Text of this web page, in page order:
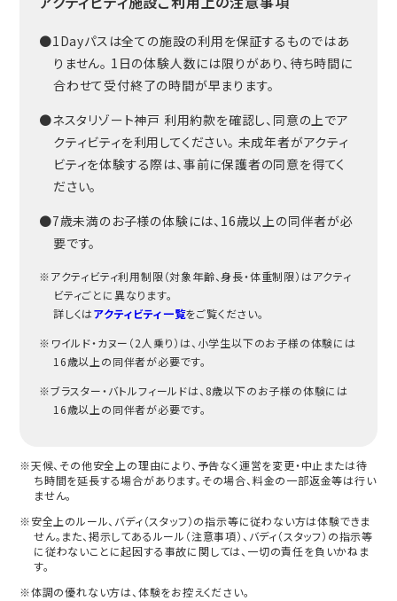
●1Dayパスは全ての施設の利用を保証するものではあ
りません。 1日の体験人数には限りがあり、待ち時間に
合わせて受付終了の時間が早まります。
●ネスタリゾート神戸 利用約款を確認し、同意の上でア
クティビティを利用してください。 未成年者がアクティ
ビティを体験する際は、事前に保護者の同意を得てく
ださい。
●7歳未満のお子様の体験には、16歳以上の同伴者が必
要です。
※アクティビティ利用制限（対象年齢、身長・体重制限）はアクティ
ビティごとに異なります。
詳しくはアクティビティ一覧をご覧ください。
※ワイルド・カヌー（2人乗り）は、小学生以下のお子様の体験には
16歳以上の同伴者が必要です。
※ブラスター・バトルフィールドは、8歳以下のお子様の体験には
16歳以上の同伴者が必要です。
※天候、その他安全上の理由により、予告なく運営を変更・中止または待
ち時間を延長する場合があります。その場合、料金の一部返金等は行い
ません。
※安全上のルール、バディ（スタッフ）の指示等に従わない方は体験できま
せん。また、掲示してあるルール（注意事項）、バディ（スタッフ）の指示等
に従わないことに起因する事故に関しては、一切の責任を負いかねま
す。
※体調の優れない方は、体験をお控えください。